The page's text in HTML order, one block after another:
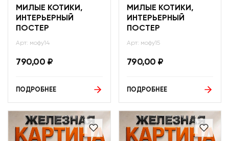
МИЛЫЕ КОТИКИ,
ИНТЕРЬЕРНЫЙ
ПОСТЕР
Арт: мофу14
790,00 ₽
ПОДРОБНЕЕ
МИЛЫЕ КОТИКИ,
ИНТЕРЬЕРНЫЙ
ПОСТЕР
Арт: мофу15
790,00 ₽
ПОДРОБНЕЕ